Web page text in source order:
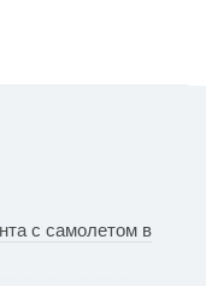
с самолетом в